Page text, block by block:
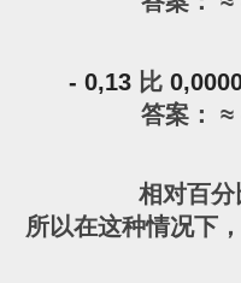
- 0,13比
答案： ≈
相对百
所以在这种情况下